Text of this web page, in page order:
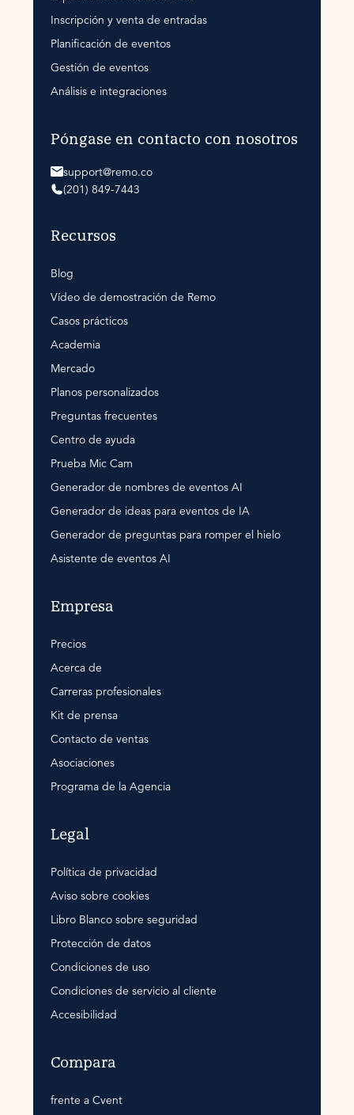
Inscripción y venta de entradas
Planificación de eventos
Gestión de eventos
Análisis e integraciones
Póngase en contacto con nosotros
support@remo.co
(201) 849-7443
Recursos
Blog
Vídeo de demostración de Remo
Casos prácticos
Academia
Mercado
Planos personalizados
Preguntas frecuentes
Centro de ayuda
Prueba Mic Cam
Generador de nombres de eventos AI
Generador de ideas para eventos de IA
Generador de preguntas para romper el hielo
Asistente de eventos AI
Empresa
Precios
Acerca de
Carreras profesionales
Kit de prensa
Contacto de ventas
Asociaciones
Programa de la Agencia
Legal
Política de privacidad
Aviso sobre cookies
Libro Blanco sobre seguridad
Protección de datos
Condiciones de uso
Condiciones de servicio al cliente
Accesibilidad
Compara
frente a Cvent